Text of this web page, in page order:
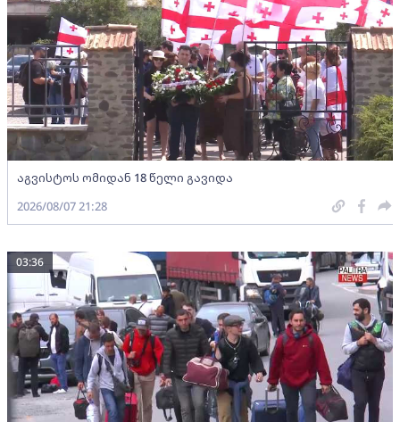
აგვისტოს ომიდან 18 წელი გავიდა
2026/08/07 21:28
03:36